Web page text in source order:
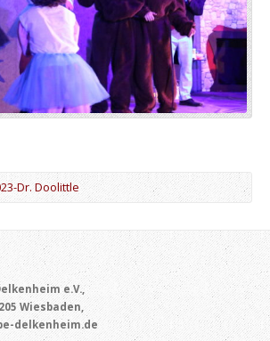
Dr. Doolittle
e.V.,
Wiesbaden,
delkenheim.de